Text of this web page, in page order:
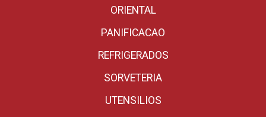
ORIENTAL
PANIFICACAO
REFRIGERADOS
SORVETERIA
UTENSILIOS